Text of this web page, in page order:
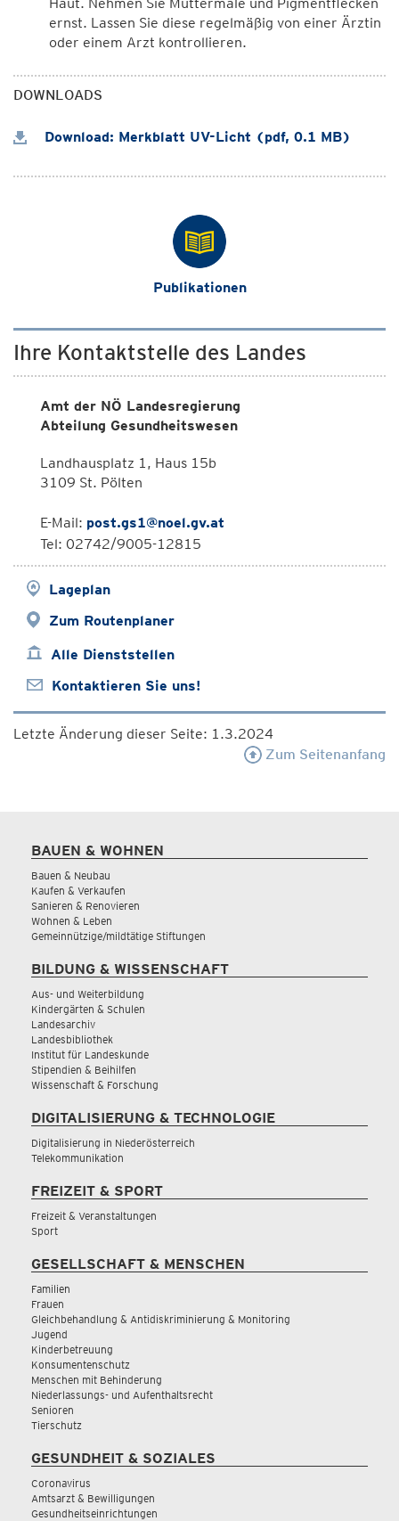
ernst. Lassen Sie diese regelmäßig von einer Ärztin
oder einem Arzt kontrollieren.
DOWNLOADS
Download: Merkblatt UV-Licht (pdf, 0.1 MB)
Publikationen
Ihre Kontaktstelle des Landes
Amt der NÖ Landesregierung
Abteilung Gesundheitswesen
Landhausplatz 1, Haus 15b
3109 St. Pölten
E-Mail: post.gs1@noel.gv.at
Tel: 02742/9005-12815
Lageplan
Zum Routenplaner
Alle Dienststellen
Kontaktieren Sie uns!
Letzte Änderung dieser Seite: 1.3.2024
Zum Seitenanfang
BAUEN & WOHNEN
Bauen & Neubau
Kaufen & Verkaufen
Sanieren & Renovieren
Wohnen & Leben
Gemeinnützige/mildtätige Stiftungen
BILDUNG & WISSENSCHAFT
Aus- und Weiterbildung
Kindergärten & Schulen
Landesarchiv
Landesbibliothek
Institut für Landeskunde
Stipendien & Beihilfen
Wissenschaft & Forschung
DIGITALISIERUNG & TECHNOLOGIE
Digitalisierung in Niederösterreich
Telekommunikation
FREIZEIT & SPORT
Freizeit & Veranstaltungen
Sport
GESELLSCHAFT & MENSCHEN
Familien
Frauen
Gleichbehandlung & Antidiskriminierung & Monitoring
Jugend
Kinderbetreuung
Konsumentenschutz
Menschen mit Behinderung
Niederlassungs- und Aufenthaltsrecht
Senioren
Tierschutz
GESUNDHEIT & SOZIALES
Coronavirus
Amtsarzt & Bewilligungen
Gesundheitseinrichtungen